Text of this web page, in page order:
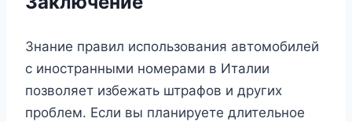
Знание правил использования автомобилей
с иностранными номерами в Италии
позволяет избежать штрафов и других
проблем. Если вы планируете длительное